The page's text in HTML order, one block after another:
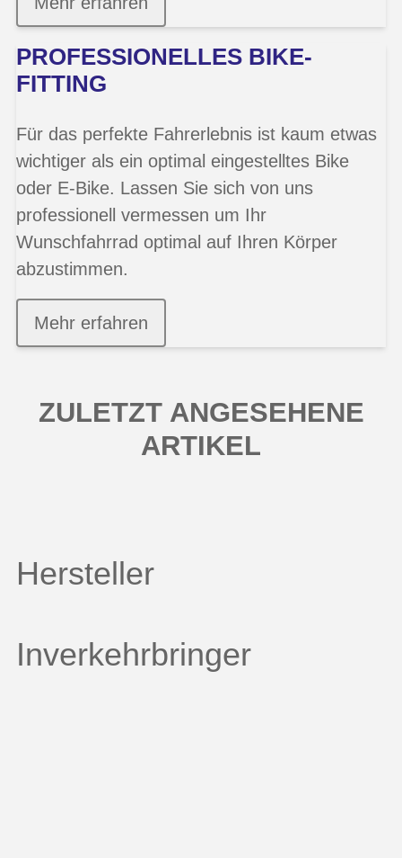
PROFESSIONELLES BIKE-
FITTING
Für das perfekte Fahrerlebnis ist kaum etwas
wichtiger als ein optimal eingestelltes Bike
oder E-Bike. Lassen Sie sich von uns
professionell vermessen um Ihr
Wunschfahrrad optimal auf Ihren Körper
abzustimmen.
Mehr erfahren
ZULETZT ANGESEHENE
ARTIKEL
Hersteller
Inverkehrbringer